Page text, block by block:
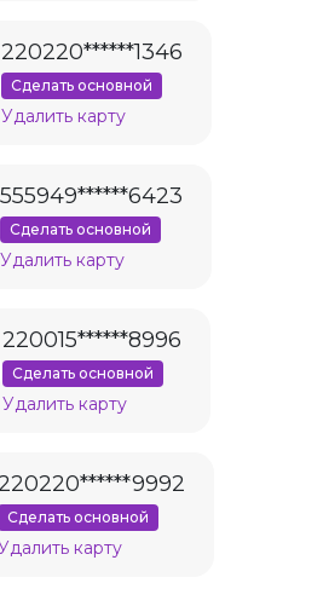
220220******1346
Сделать основной
Удалить карту
555949******6423
Сделать основной
Удалить карту
220015******8996
Сделать основной
Удалить карту
Сделать основной
карту